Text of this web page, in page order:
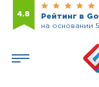
4.8
Рейтинг в
на основании